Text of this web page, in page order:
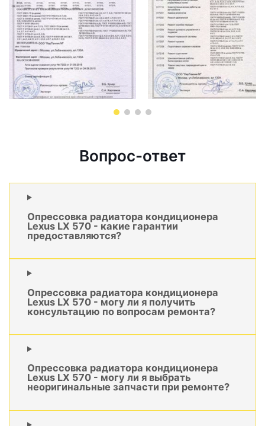
Вопрос-ответ
Опрессовка радиатора кондиционера
Lexus LX 570 - какие гарантии
предоставляются?
Опрессовка радиатора кондиционера
Lexus LX 570 - могу ли я получить
консультацию по вопросам ремонта?
Опрессовка радиатора кондиционера
Lexus LX 570 - могу ли я выбрать
неоригинальные запчасти при ремонте?